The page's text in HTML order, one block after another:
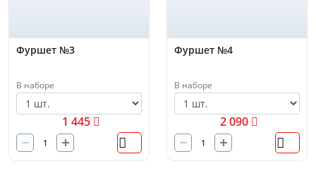
Фуршет №3
В наборе
1 445
Фуршет №4
В наборе
2 090